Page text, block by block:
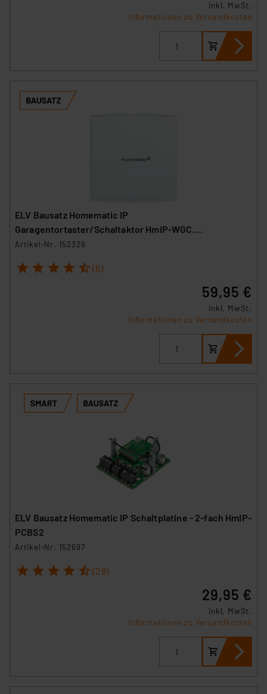
inkl. MwSt.
Informationen zu Versandkosten
ELV Bausatz Homematic IP
Garagentortaster/Schaltaktor HmIP-WGC,
fernbedienbar
Artikel-Nr. 152326
1 2 3 4 5 (6)
59,95 €
inkl. MwSt.
Informationen zu Versandkosten
ELV Bausatz Homematic IP Schaltplatine - 2-fach HmIP-
PCBS2
Artikel-Nr. 152697
1 2 3 4 5 (28)
29,95 €
inkl. MwSt.
Informationen zu Versandkosten